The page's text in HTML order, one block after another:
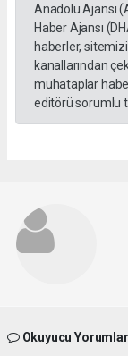
Anadolu Ajansı
Haber Ajansı
haberler,
kanallarından
muhataplar
editörü sorumlu
Okuyucu